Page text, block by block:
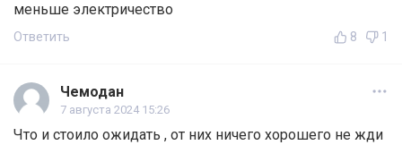
меньше электричество
Ответить 8 1
Чемодан
7 августа 2024 15:26
Что и стоило ожидать , от них ничего хорошего не жди